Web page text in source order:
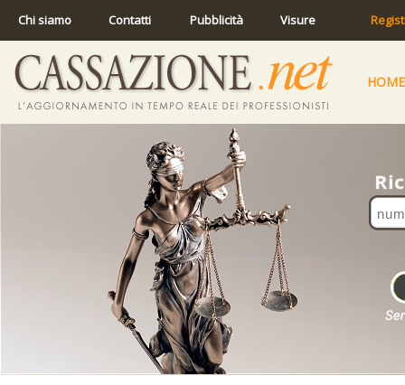
Chi siamo Contatti Pubblicità Visure
HOME